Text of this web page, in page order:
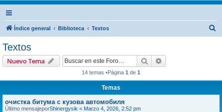
Índice general Biblioteca Textos
Textos
Nuevo Tema Buscar
14 temas •Página 1 de 1
Temas
очистка битума с кузова автомобиля
Último mensajeporShinergysik « Marzo 4, 2026, 2:52 pm